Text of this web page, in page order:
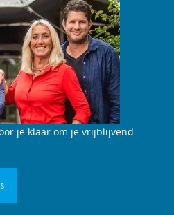
je klaar om je vrijblijvend